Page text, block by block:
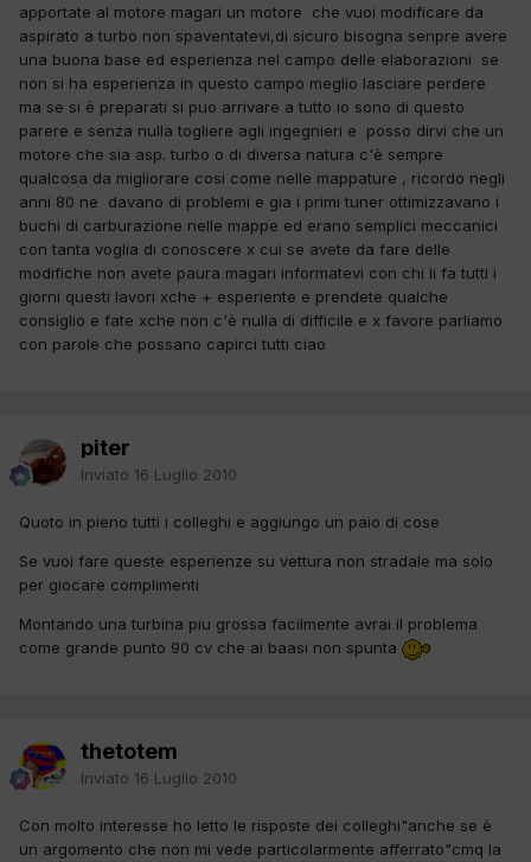
apportate al motore magari un motore che vuoi modificare da
aspirato a turbo non spaventatevi,di sicuro bisogna senpre avere
una buona base ed esperienza nel campo delle elaborazioni se
non si ha esperienza in questo campo meglio lasciare perdere
ma se si è preparati si puo arrivare a tutto io sono di questo
parere e senza nulla togliere agli ingegnieri e posso dirvi che un
motore che sia asp. turbo o di diversa natura c'è sempre
qualcosa da migliorare cosi come nelle mappature , ricordo negli
anni 80 ne davano di problemi e gia i primi tuner ottimizzavano i
buchi di carburazione nelle mappe ed erano semplici meccanici
con tanta voglia di conoscere x cui se avete da fare delle
modifiche non avete paura magari informatevi con chi li fa tutti i
giorni questi lavori xche + esperiente e prendete qualche
consiglio e fate xche non c'è nulla di difficile e x favore parliamo
con parole che possano capirci tutti ciao
piter
Inviato 16 Luglio 2010
Quoto in pieno tutti i colleghi e aggiungo un paio di cose
Se vuoi fare queste esperienze su vettura non stradale ma solo
per giocare complimenti
Montando una turbina piu grossa facilmente avrai il problema
come grande punto 90 cv che ai baasi non spunta
thetotem
Inviato 16 Luglio 2010
Con molto interesse ho letto le risposte dei colleghi"anche se è
un argomento che non mi vede particolarmente afferrato"cmq la